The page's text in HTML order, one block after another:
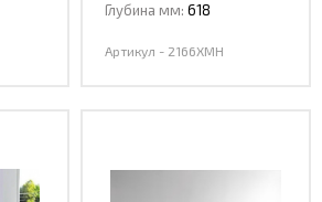
Глубина мм: 618
Артикул - 2166XMH